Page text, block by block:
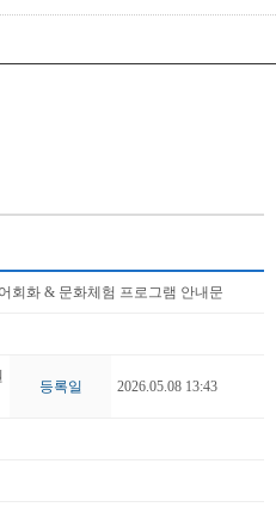
회화 & 문화체험 프로그램 안내문
등록일 2026.05.08 13:43